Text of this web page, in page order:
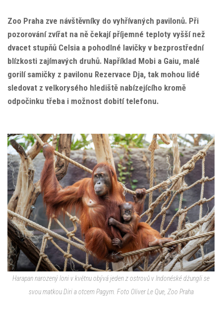
Zoo Praha zve návštěvníky do vyhřívaných pavilonů. Při
pozorování zvířat na ně čekají příjemné teploty vyšší než
dvacet stupňů Celsia a pohodlné lavičky v bezprostřední
blízkosti zajímavých druhů. Například Mobi a Gaiu, malé
gorilí samičky z pavilonu Rezervace Dja, tak mohou lidé
sledovat z velkorysého hlediště nabízejícího kromě
odpočinku třeba i možnost dobití telefonu.
Harapan narozený loni v květnu obývá jeden z ostrovů v Indonéské džungli se
svou matkou Diri a otcem Pagym. Foto Oliver Le Que, Zoo Praha